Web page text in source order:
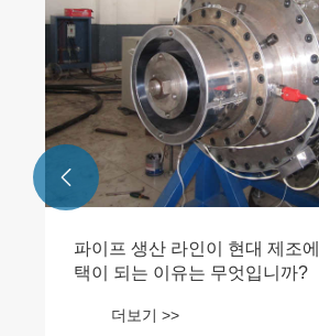
파이프 생산 라인이 현대 제조
택이 되는 이유는 무엇입니까?
더보기 >>
